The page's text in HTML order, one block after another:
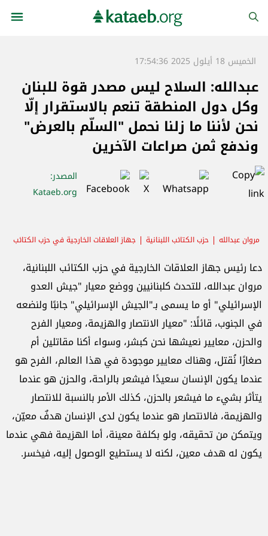
الخميس 18 أيلول 2025 17:54:36
عبدالله: السلاح ليس مصدر قوة للبنان
وكل دول المنطقة تنعم بالاستقرار إلّا
نحن لأننا ما زلنا نحمل "السلّم بالعرض"
وندفع ثمن صراعات الآخرين
المصدر:
Kataeb.org
مروان عبدالله حزب الكتائب اللبنانية جهاز العلاقات الخارجية في حزب الكتائب
دعا رئيس جهاز العلاقات الخارجية في حزب الكتائب اللبنانية،
مروان عبدالله، للتحدث كلبنانيين ووضع معيار "جيش العدو
الإسرائيلي" أو ما يسمى بـ"الجيش الإسرائيلي" جانبًا ولنضعه
في الجنوب، قائلًا: "معيار الانتصار والهزيمة، ومعيار الفرح
والحزن، معايير نعيشها نحن كبشر، وسواء أكنا مقاتلين أم
صغارًا نُقتل، وهناك معايير موجودة في هذا العالم، الفرح هو
عندما يكون الإنسان سعيدًا فيشعر بالراحة، والحزن هو عندما
يتأثر بشيء ما فيشعر بالحزن، كذلك الأمر بالنسبة للانتصار
والهزيمة، فالانتصار هو عندما يكون لدى الإنسان هدفٌ معيّن،
ويتمكن من تحقيقه، ولو بكلفة معينة، أما الهزيمة فهي عندما
يكون له هدف معين، لكنه لا يستطيع الوصول إليه، فيخسر.